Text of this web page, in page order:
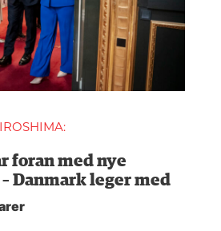
foran med nye
Danmark leger med